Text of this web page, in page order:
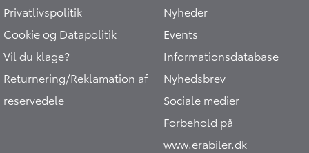
Privatlivspolitik
Cookie og Datapolitik
Vil du klage?
Returnering/Reklamation af
reservedele
Nyheder
Events
Informationsdatabase
Nyhedsbrev
Sociale medier
Forbehold på
www.erabiler.dk